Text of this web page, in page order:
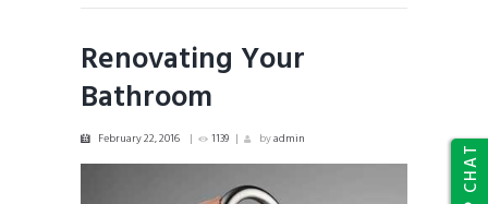
Renovating Your
Bathroom
February 22, 2016 1139 byadmin